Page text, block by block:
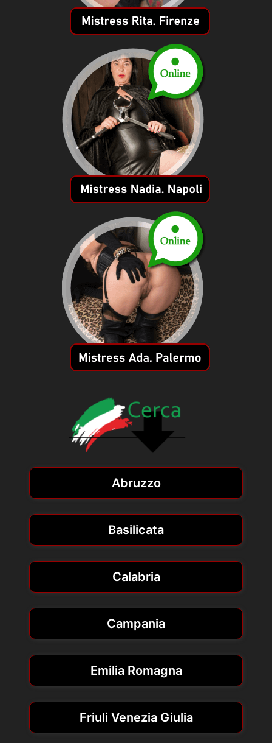
Abruzzo
Basilicata
Calabria
Campania
Emilia Romagna
Friuli Venezia Giulia